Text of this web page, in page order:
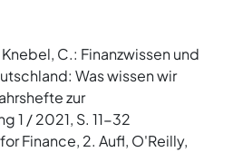
C.: Finanzwissen und
Was wissen wir
zur
1 / 2021, S. 11-32
Finance, 2. Aufl, O'Reilly,